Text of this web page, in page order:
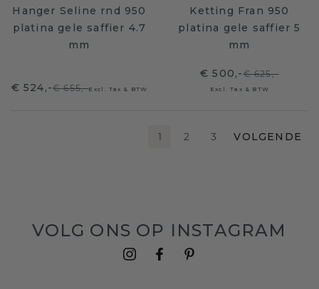
Hanger Seline rnd 950
platina gele saffier 4.7
mm
€ 524,-€ 655,-Excl. Tax & BTW
Ketting Fran 950
platina gele saffier 5
mm
€ 500,-€ 625,-
Excl. Tax & BTW
1 2 3 VOLGENDE
VOLG ONS OP INSTAGRAM